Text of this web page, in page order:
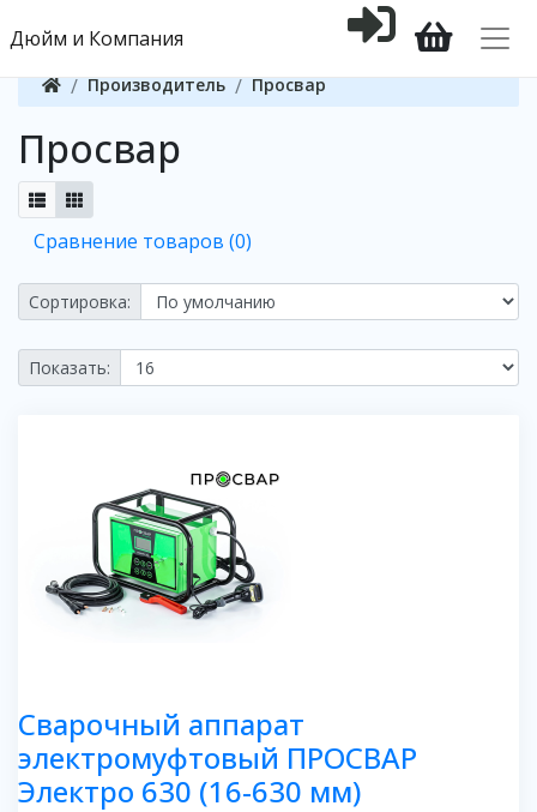
Дюйм и Компания
Производитель Просвар
Просвар
Сравнение товаров (0)
Сортировка:
Показать:
Сварочный аппарат
электромуфтовый ПРОСВАР
Электро 630 (16-630 мм)